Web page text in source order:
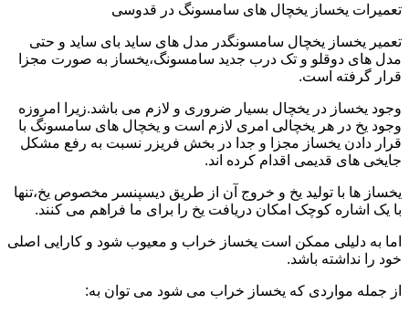
تعمیرات یخساز یخچال های سامسونگ در قدوسی
تعمیر یخساز یخچال سامسونگدر مدل های ساید بای ساید و حتی
مدل های دوقلو و تک درب جدید سامسونگ،یخساز به صورت مجزا
قرار گرفته است.
وجود یخساز در یخچال بسیار ضروری و لازم می باشد.زیرا امروزه
وجود یخ در هر یخچالی امری لازم است و یخچال های سامسونگ با
قرار دادن یخساز مجزا و جدا در بخش فریزر نسبت به رفع مشکل
جایخی های قدیمی اقدام کرده اند.
یخساز ها با تولید یخ و خروج آن از طریق دیسپنسر مخصوص یخ،تنها
با یک اشاره کوچک امکان دریافت یخ را برای ما فراهم می کنند.
اما به دلیلی ممکن است یخساز خراب و معیوب شود و کارایی اصلی
خود را نداشته باشد.
از جمله مواردی که یخساز خراب می شود می توان به: